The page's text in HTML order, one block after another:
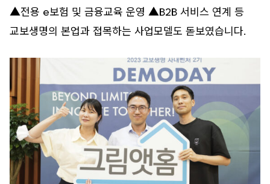
▲전용 e보험 및 금융교육 운영 ▲B2B 서비스 연계 등
교보생명의 본업과 접목하는 사업모델도 돋보였습니다.